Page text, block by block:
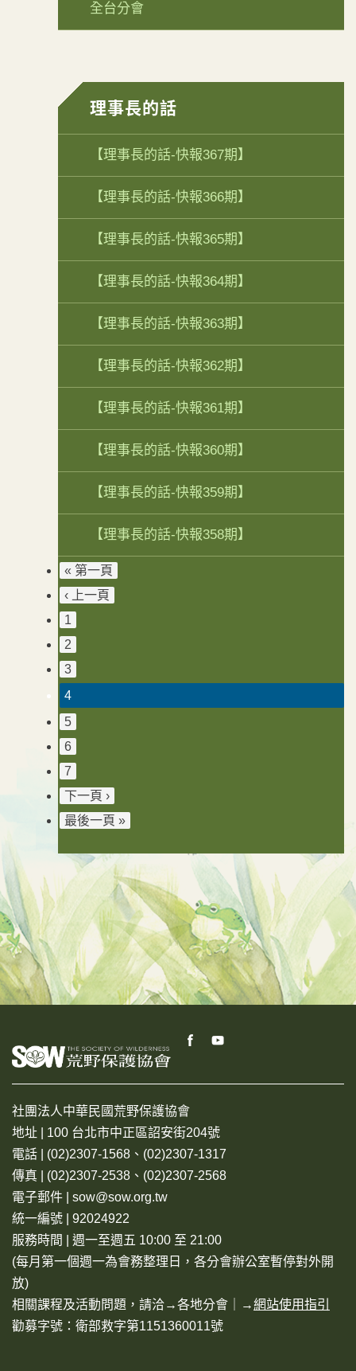
全台分會
理事長的話
【理事長的話-快報367期】
【理事長的話-快報366期】
【理事長的話-快報365期】
【理事長的話-快報364期】
【理事長的話-快報363期】
【理事長的話-快報362期】
【理事長的話-快報361期】
【理事長的話-快報360期】
【理事長的話-快報359期】
【理事長的話-快報358期】
« 第一頁
‹ 上一頁
1
2
3
4
5
6
7
下一頁 ›
最後一頁 »
社團法人中華民國荒野保護協會
地址 | 100 台北市中正區詔安街204號
電話 | (02)2307-1568、(02)2307-1317
傳真 | (02)2307-2538、(02)2307-2568
電子郵件 | sow@sow.org.tw
統一編號 | 92024922
服務時間 | 週一至週五 10:00 至 21:00
(每月第一個週一為會務整理日，各分會辦公室暫停對外開
放)
相關課程及活動問題，請洽→各地分會 ｜→網站使用指引
勸募字號：衛部救字第1151360011號